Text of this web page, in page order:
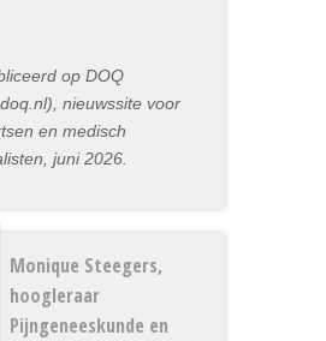
op DOQ
nieuwssite voor
en medisch
juni 2026.
Monique Steegers,
hoogleraar
Pijngeneeskunde en